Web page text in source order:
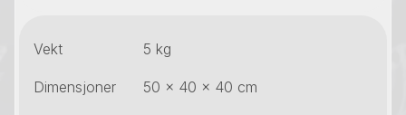
Vekt 5 kg
Dimensjoner 50 × 40 × 40 cm